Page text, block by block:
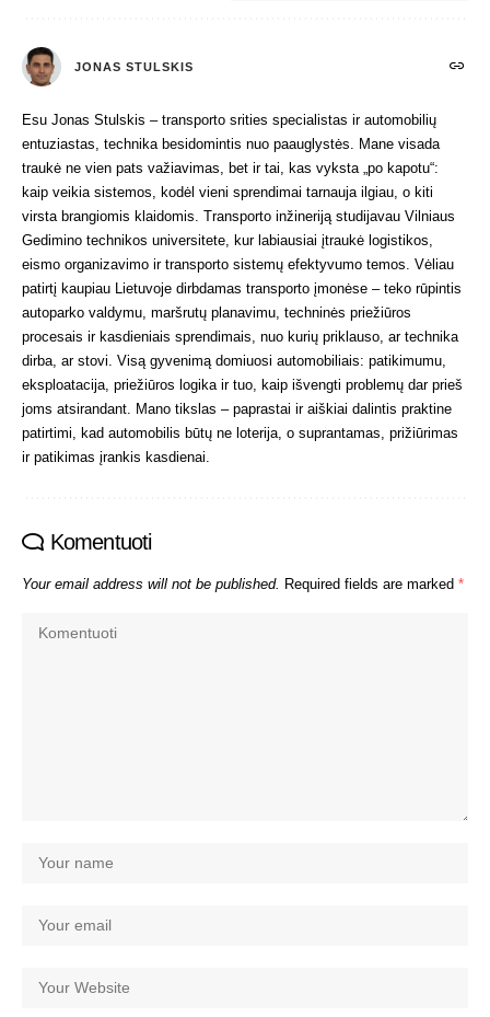
JONAS STULSKIS
Esu Jonas Stulskis – transporto srities specialistas ir automobilių
entuziastas, technika besidomintis nuo paauglystės. Mane visada
traukė ne vien pats važiavimas, bet ir tai, kas vyksta „po kapotu“:
kaip veikia sistemos, kodėl vieni sprendimai tarnauja ilgiau, o kiti
virsta brangiomis klaidomis. Transporto inžineriją studijavau Vilniaus
Gedimino technikos universitete, kur labiausiai įtraukė logistikos,
eismo organizavimo ir transporto sistemų efektyvumo temos. Vėliau
patirtį kaupiau Lietuvoje dirbdamas transporto įmonėse – teko rūpintis
autoparko valdymu, maršrutų planavimu, techninės priežiūros
procesais ir kasdieniais sprendimais, nuo kurių priklauso, ar technika
dirba, ar stovi. Visą gyvenimą domiuosi automobiliais: patikimumu,
eksploatacija, priežiūros logika ir tuo, kaip išvengti problemų dar prieš
joms atsirandant. Mano tikslas – paprastai ir aiškiai dalintis praktine
patirtimi, kad automobilis būtų ne loterija, o suprantamas, prižiūrimas
ir patikimas įrankis kasdienai.
Komentuoti
Your email address will not be published. Required fields are marked *